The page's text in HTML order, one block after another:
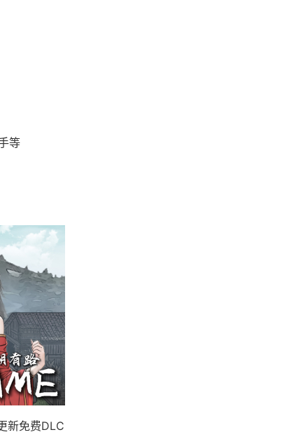
等
新免费DLC